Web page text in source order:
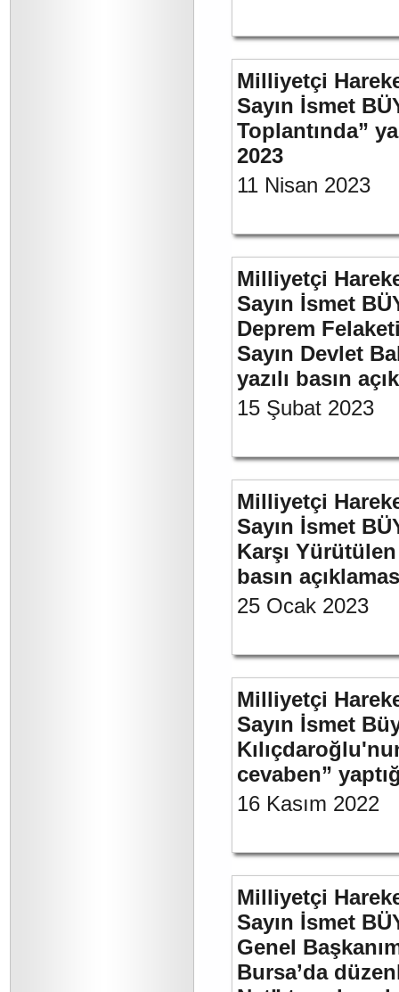
Milliyetçi
Sayın İsmet
Toplantında”
2023
11 Nisan 2023
Milliyetçi
Sayın İsmet
Deprem
Sayın Devlet
yazılı basın
15 Şubat 2023
Milliyetçi
Sayın İsmet
Karşı Yürütülen
basın
25 Ocak 2023
Milliyetçi
Sayın İsmet
cevaben”
16 Kasım 2022
Milliyetçi
Sayın İsmet
Genel
Bursa’da